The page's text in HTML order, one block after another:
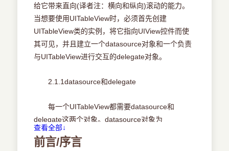
1.2.1 创建注册逻辑
1.2.2 初始化数据
1.2.3 初始化应用的默认设置
1.2.5 保护密码的安全
1.2.6 在keychain中存储密码
给它带来直向(译者注：横向和纵向)滚动的能力。
当想要使用UITableView时，必须首先创建
UITableView类的实例，将它指向UIView控件而使
其可见，并且建立一个datasource对象和一个负责
与UITableView进行交互的delegate对象。
2.1.1datasource和delegate
每一个UITableView都需要datasource和
delegate这两个对象。datasource对象为
UITableView提供数据。通常，datasource对象使
用NSArray类或者NSDictionary类在内部存储数
查看全部↓
前言/序言